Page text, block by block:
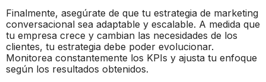
Finalmente, asegúrate de que tu estrategia de marketing
conversacional sea adaptable y escalable. A medida que
tu empresa crece y cambian las necesidades de los
clientes, tu estrategia debe poder evolucionar.
Monitorea constantemente los KPIs y ajusta tu enfoque
según los resultados obtenidos.